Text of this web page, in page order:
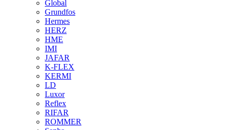
Global
Grundfos
Hermes
HERZ
HME
IMI
JAFAR
K-FLEX
KERMI
LD
Luxor
Reflex
RIFAR
ROMMER